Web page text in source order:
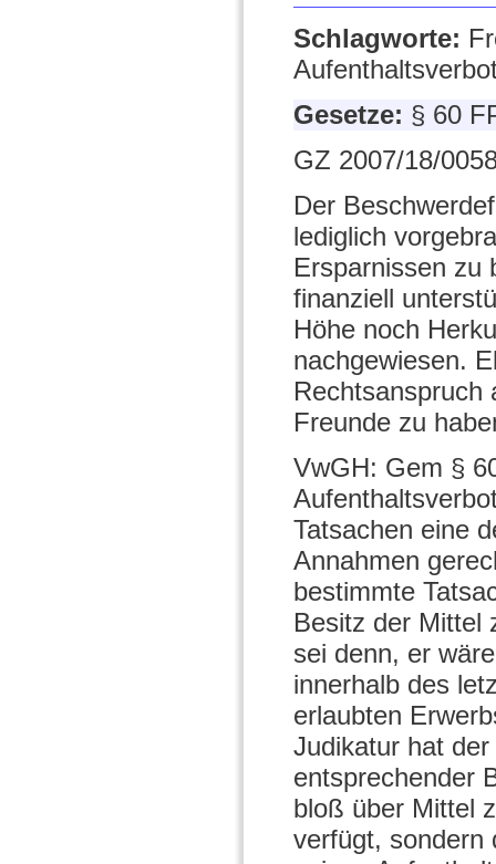
Schlagworte:
Gesetze: § 60
GZ 2007/18/
Der
lediglich
Ersparnissen zu
finanziell
Höhe noch
nachgewiesen.
Rechtsanspruch
Freunde zu
VwGH: Gem §
Tatsachen eine
Annahmen
bestimmte
Besitz der Mittel
sei denn, er
innerhalb des
erlaubten
Judikatur hat
entsprechender
bloß über Mittel
verfügt, sondern